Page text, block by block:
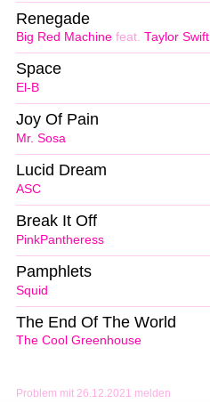
Problem mit 26.12.2021 melden
Big Red Machine feat. Taylor Swift
Renegade
El-B
Space
Mr. Sosa
Joy Of Pain
ASC
Lucid Dream
PinkPantheress
Break It Off
Squid
Pamphlets
The Cool Greenhouse
The End Of The World